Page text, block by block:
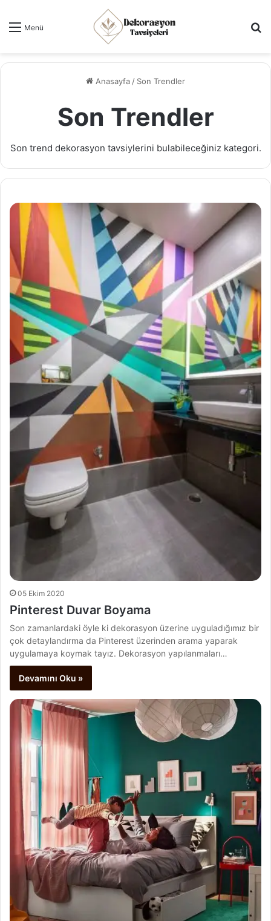
Menü
Anasayfa / Son Trendler
Son Trendler
Son trend dekorasyon tavsiylerini bulabileceğiniz kategori.
05 Ekim 2020
Pinterest Duvar Boyama
Son zamanlardaki öyle ki dekorasyon üzerine uyguladığımız bir
çok detaylandırma da Pinterest üzerinden arama yaparak
uygulamaya koymak tayız. Dekorasyon yapılanmaları…
Devamını Oku »